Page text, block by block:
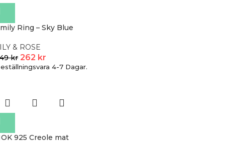
Ring – Sky Blue
& ROSE
kr 262 kr
4-7 Dagar.
925 Creole mat